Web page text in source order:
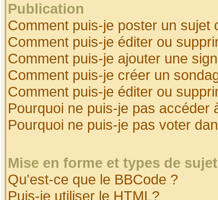
Publication
Comment puis-je poster un sujet
Comment puis-je éditer ou
Comment puis-je ajouter une
Comment puis-je créer un
Comment puis-je éditer ou
Pourquoi ne puis-je pas accéder
Pourquoi ne puis-je pas voter
Mise en forme et types de
Qu'est-ce que le BBCode ?
Puis-je utiliser le HTML?